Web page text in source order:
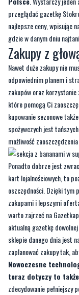
przeglądać gazetkę
najlepsze ceny, wpisując
gdzie w danym dniu
Zakupy z
Nawet duże zakupy nie
odpowiednim planem i
zakupów oraz
które pomogą Ci
kupowanie sezonowe
spożywczych jest
możliwość
Ponadto dobrze jest
kart lojalnościowych, to
oszczędności. Dzięki tym
zakupami i lepszymi
warto zajrzeć na
aktualną gazetkę
sklepie danego dnia jest
zaplanować zakupy tak,
Nowoczesne
teraz dotyczy to
zdecydowanie pełniejszy